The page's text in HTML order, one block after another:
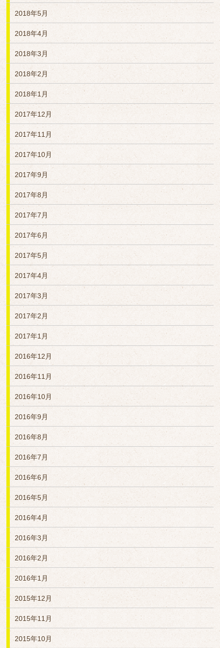
2018年5月
2018年4月
2018年3月
2018年2月
2018年1月
2017年12月
2017年11月
2017年10月
2017年9月
2017年8月
2017年7月
2017年6月
2017年5月
2017年4月
2017年3月
2017年2月
2017年1月
2016年12月
2016年11月
2016年10月
2016年9月
2016年8月
2016年7月
2016年6月
2016年5月
2016年4月
2016年3月
2016年2月
2016年1月
2015年12月
2015年11月
2015年10月